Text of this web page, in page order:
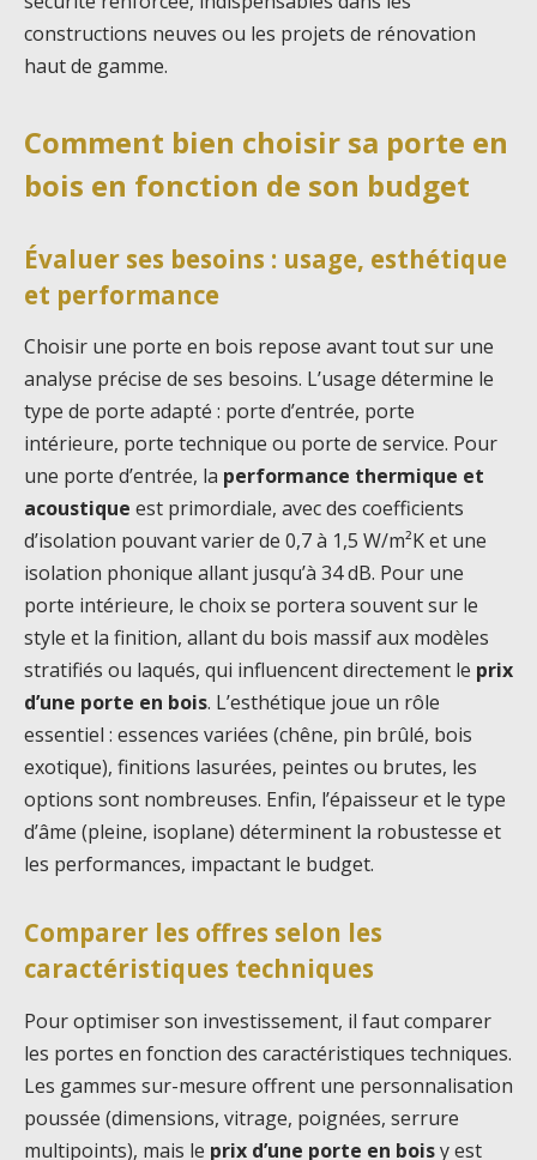
constructions neuves ou les projets de rénovation
haut de gamme.
Comment bien choisir sa porte en
bois en fonction de son budget
Évaluer ses besoins : usage, esthétique
et performance
Choisir une porte en bois repose avant tout sur une
analyse précise de ses besoins. L’usage détermine le
type de porte adapté : porte d’entrée, porte
intérieure, porte technique ou porte de service. Pour
une porte d’entrée, la performance thermique et
acoustique est primordiale, avec des coefficients
d’isolation pouvant varier de 0,7 à 1,5 W/m²K et une
isolation phonique allant jusqu’à 34 dB. Pour une
porte intérieure, le choix se portera souvent sur le
style et la finition, allant du bois massif aux modèles
stratifiés ou laqués, qui influencent directement le prix
d’une porte en bois. L’esthétique joue un rôle
essentiel : essences variées (chêne, pin brûlé, bois
exotique), finitions lasurées, peintes ou brutes, les
options sont nombreuses. Enfin, l’épaisseur et le type
d’âme (pleine, isoplane) déterminent la robustesse et
les performances, impactant le budget.
Comparer les offres selon les
caractéristiques techniques
Pour optimiser son investissement, il faut comparer
les portes en fonction des caractéristiques techniques.
Les gammes sur-mesure offrent une personnalisation
poussée (dimensions, vitrage, poignées, serrure
multipoints), mais le prix d’une porte en boisy est